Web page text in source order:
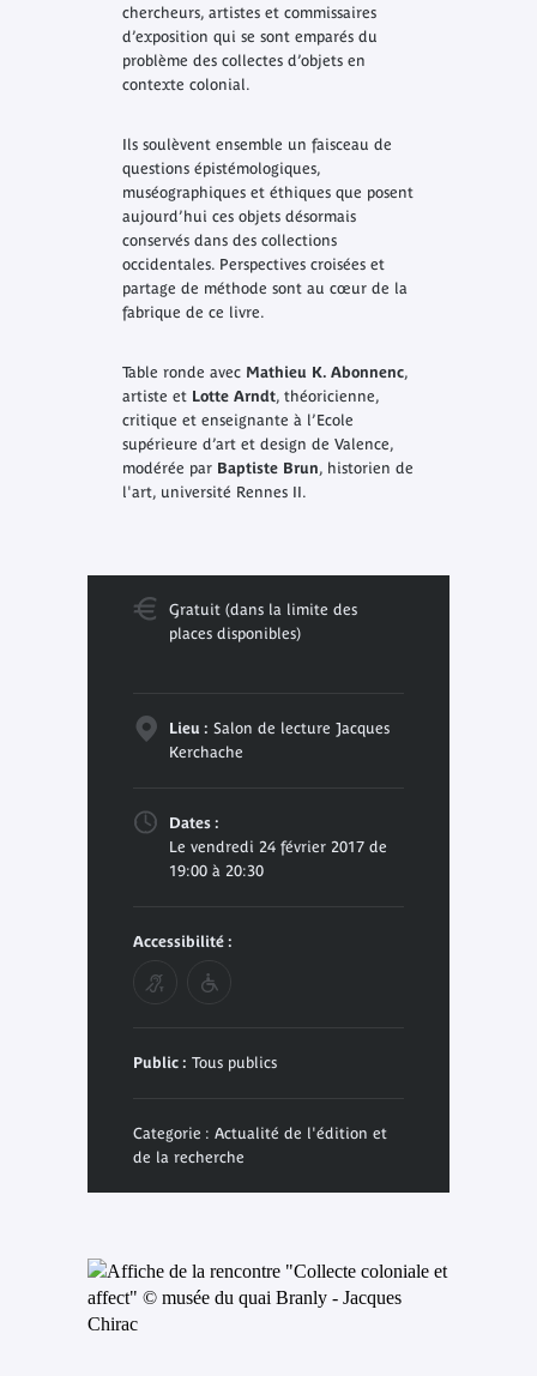
chercheurs, artistes et commissaires
d’exposition qui se sont emparés du
problème des collectes d’objets en
contexte colonial.
Ils soulèvent ensemble un faisceau de
questions épistémologiques,
muséographiques et éthiques que posent
aujourd’hui ces objets désormais
conservés dans des collections
occidentales. Perspectives croisées et
partage de méthode sont au cœur de la
fabrique de ce livre.
Table ronde avec Mathieu K. Abonnenc,
artiste et Lotte Arndt, théoricienne,
critique et enseignante à l’Ecole
supérieure d’art et design de Valence,
modérée par Baptiste Brun, historien de
l'art, université Rennes II.
Gratuit (dans la limite des
places disponibles)
Lieu : Salon de lecture Jacques
Kerchache
Dates :
Le vendredi 24 février 2017 de
19:00 à 20:30
Accessibilité :
Public : Tous publics
Categorie : Actualité de l'édition et
de la recherche